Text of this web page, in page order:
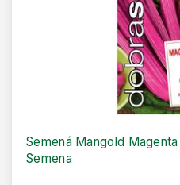
Semená Mangold
Semena